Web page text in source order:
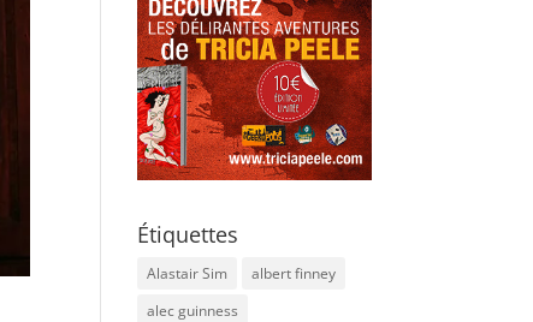
Étiquettes
Alastair Sim
albert finney
alec guinness